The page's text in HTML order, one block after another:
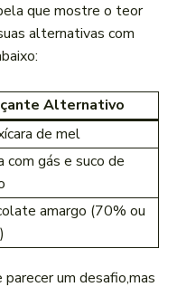
‍que mostre o teor
alternativas com
Alternativo
de mel
⁤com gás e suco de
amargo (70% ou
um desafio,mas